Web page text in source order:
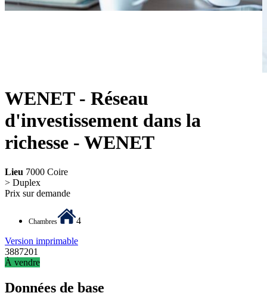
WENET - Réseau
d'investissement dans la
richesse - WENET
Lieu 7000 Coire
> Duplex
Prix sur demande
Chambres
4
Version imprimable
3887201
À vendre
Données de base